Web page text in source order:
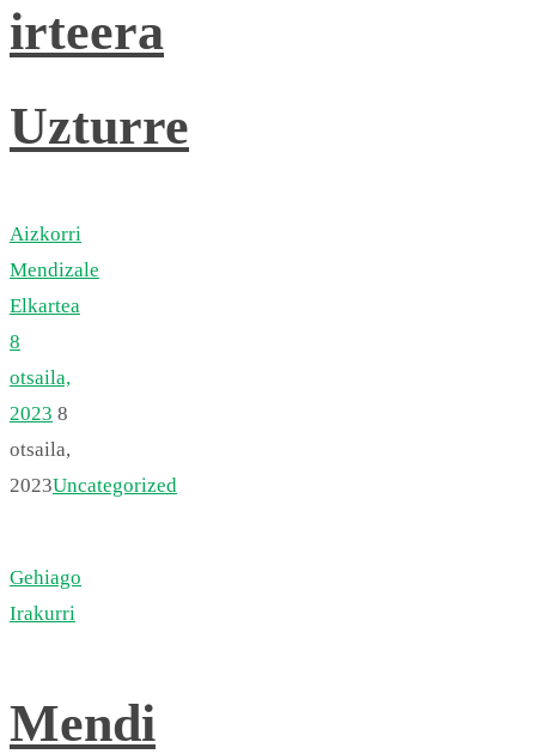
irteera
Uzturre
Aizkorri
Mendizale
Elkartea
8
otsaila,
2023 8
otsaila,
2023Uncategorized
Gehiago
Irakurri
Mendi